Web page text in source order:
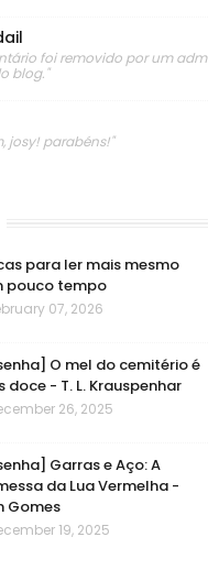
foi removido por um adm
blog."
josy! parabéns!"
para ler mais mesmo
pouco tempo
07, 2026
O mel do cemitério é
doce - T. L. Krauspenhar
26, 2025
Garras e Aço: A
da Lua Vermelha -
Gomes
19, 2025